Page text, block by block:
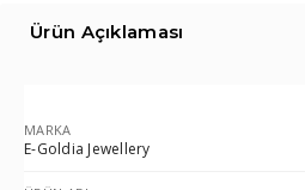
Ürün Açıklaması
MARKA
E-Goldia Jewellery